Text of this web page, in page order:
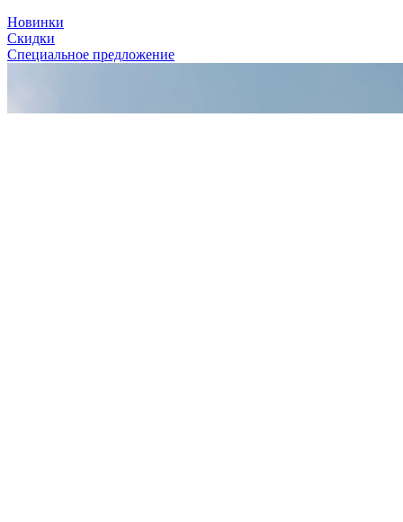
Новинки
Скидки
Специальное предложение